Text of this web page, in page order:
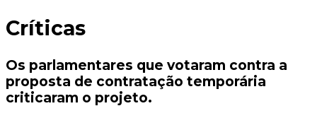
Críticas
Os parlamentares que votaram contra a
proposta de contratação temporária
criticaram o projeto.